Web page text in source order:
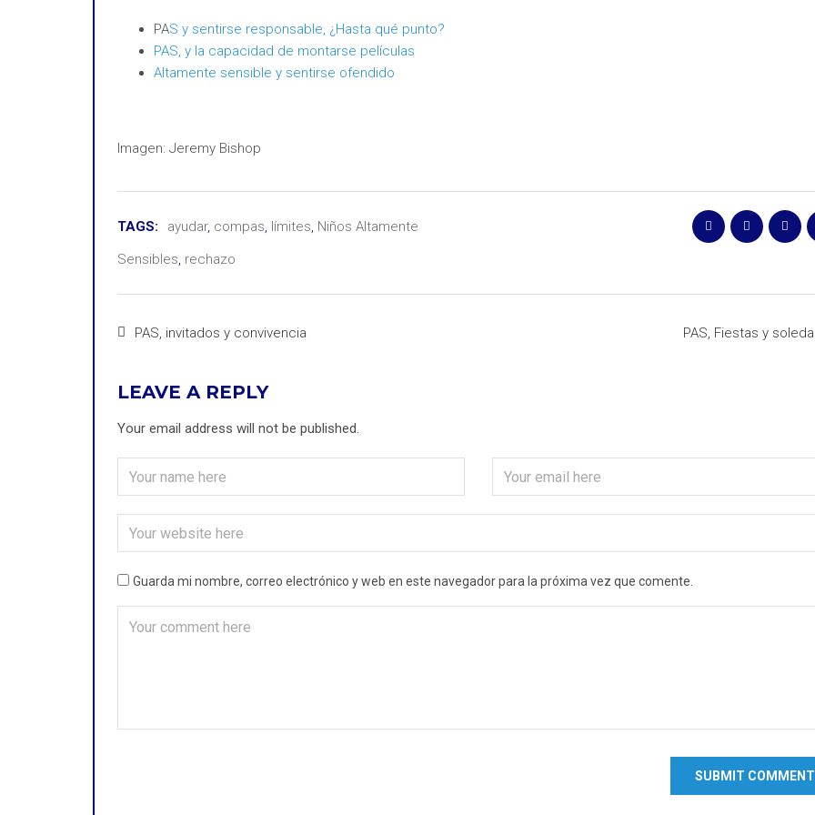
PAS y sentirse responsable, ¿Hasta qué punto?
PAS, y la capacidad de montarse películas
Altamente sensible y sentirse ofendido
Imagen: Jeremy Bishop
TAGS: ayudar, compas, límites, Niños Altamente
Sensibles, rechazo
PAS, invitados y convivencia PAS, Fiestas y
LEAVE A REPLY
Your email address will not be published.
Guarda mi nombre, correo electrónico y web en este navegador para la próxima vez que comente.